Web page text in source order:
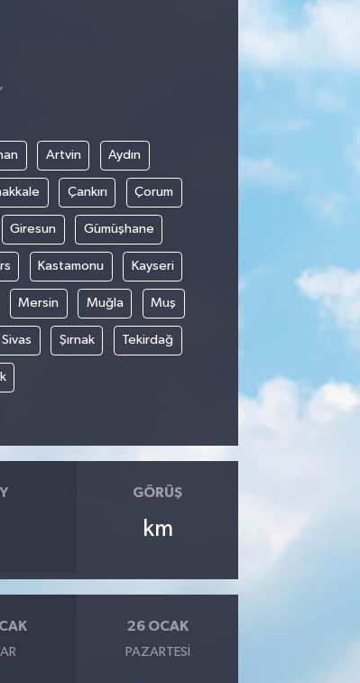
Artvin Aydın
Çankırı Çorum
Giresun Gümüşhane
Kastamonu Kayseri
Mersin Muğla Muş
Sivas Şırnak Tekirdağ
GÖRÜŞ
km
26 OCAK
PAZARTESI